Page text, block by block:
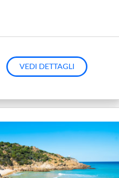
VEDI DETTAGLI